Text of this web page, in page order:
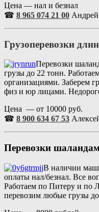
Цена — нал и безнал
☎ 8 965 074 21 00 Андрей
Грузоперевозки
Перевозки
грузы до 22 тонн.
организациями. Заберем
физ и юр лицами.
Цена — от 10000 руб.
☎ 8 900 634 67 53
Перевозки
В наличии
оплаты нал/безнал. Все
Работаем по Питеру и по
перевозим любые грузы